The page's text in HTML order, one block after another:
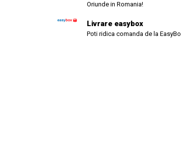
Oriunde in Romania!
Livrare easybox
Poti ridica comanda de la